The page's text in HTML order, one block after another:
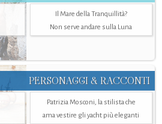
Il Mare della Tranquillità?
Non serve andare sulla Luna
PERSONAGGI & RACCONTI
Patrizia Mosconi, la stilista che
ama vestire gli yacht più eleganti